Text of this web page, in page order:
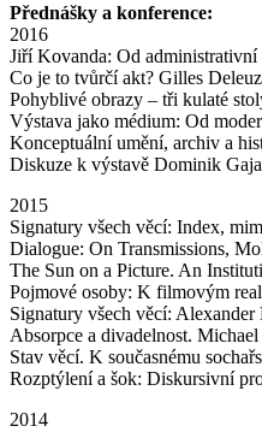
Přednášky a konference:
2016
Jiří Kovanda: Od
Co je to tvůrčí akt? Gilles
Pohyblivé obrazy – tři kulaté
Výstava jako médium: Od
Konceptuální umění, archiv a
Diskuze k výstavě Dominik
2015
Signatury všech věcí: Index,
Dialogue: On Transmissions,
The Sun on a Picture. An
Pojmové osoby: K filmovým
Signatury všech věcí:
Absorpce a divadelnost.
Stav věcí. K současnému
Rozptýlení a šok: Diskursivní
2014